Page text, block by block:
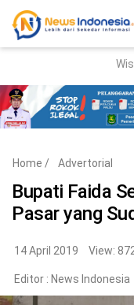
Parlemen
Nasional
Peristiwa
Hukum Kriminal
Home / Advertorial
Bupati Faida
Pasar yang
14 April 2019 View:
Editor : News Indonesia